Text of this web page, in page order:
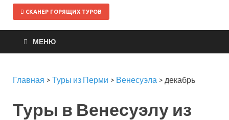
СКАНЕР ГОРЯЩИХ ТУРОВ
МЕНЮ
Главная > Туры из Перми > Венесуэла > декабрь
Туры в Венесуэлу из